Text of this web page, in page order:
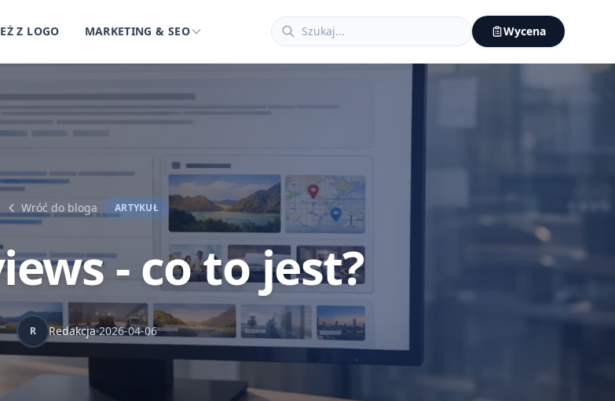
Z LOGO MARKETING & SEO Wycena
Wróć do bloga ARTYKUŁ
- co to jest?
R Redakcja 2026-04-06